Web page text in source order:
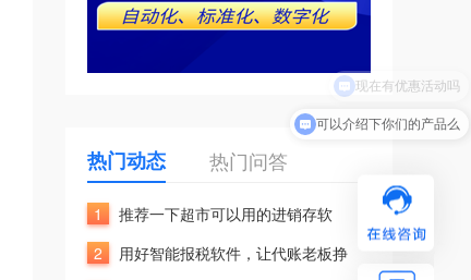
热门动态 热门问答
1
推荐一下超市可以用的进销存软
2
用好智能报税软件，让代账老板挣
可以介绍下你们的产品么
现在有优惠活动吗